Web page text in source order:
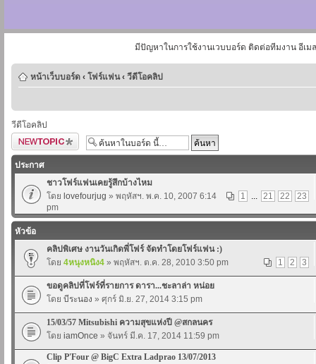
มีปัญหาในการใช้งานเวบบอร์ด ติดต่อทีมงาน อีเม
หน้าเว็บบอร์ด ‹ โฟร์แฟน ‹ วีดีโอคลิป
วีดีโอคลิป
ตั้งกระทู้ใหม่
ประกาศ
ชาวโฟร์แฟนเคยรู้สึกบ้างไหม
1
... 21 22 23
โดย lovefourjug » พฤหัสฯ. พ.ค. 10, 2007 6:14
pm
หัวข้อ
คลิปพิเศษ งานวันเกิดพี่โฟร์ จัดทำโดยโฟร์แฟน :)
1
2 3
โดย 4หนุงหนิง4 » พฤหัสฯ. ต.ค. 28, 2010 3:50 pm
ขอดูคลิปที่โฟร์ที่รายการ ดารา...ชะลาล่า หน่อย
โดย บีระนอง » ศุกร์ มิ.ย. 27, 2014 3:15 pm
15/03/57 Mitsubishi ความสุขแห่งปี @สกลนคร
โดย iamOnce » จันทร์ มี.ค. 17, 2014 11:59 pm
Clip P'Four @ BigC Extra Ladprao 13/07/2013